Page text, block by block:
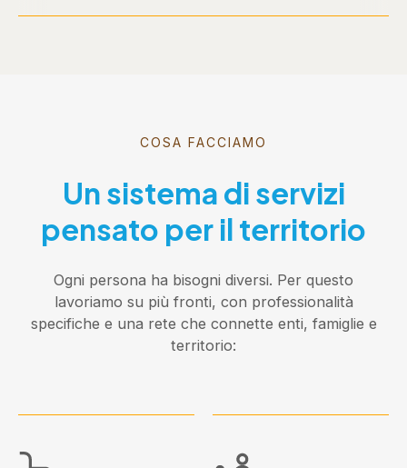
COSA FACCIAMO
Un sistema di servizi
pensato per il territorio
Ogni persona ha bisogni diversi. Per questo
lavoriamo su più fronti, con professionalità
specifiche e una rete che connette enti, famiglie e
territorio: